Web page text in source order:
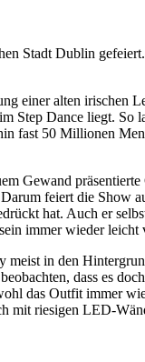
Stadt Dublin
einer alten
Dance liegt. So
fast 50 Millionen
Gewand
feiert die Show
hat. Auch er
immer wieder leicht
in den
dass es
das Outfit immer
mit riesigen LED-